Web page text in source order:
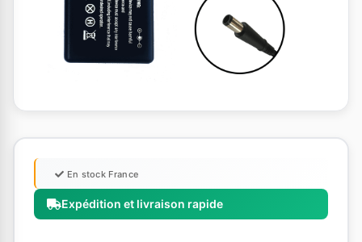
Expédition et livraison rapide
En stock France